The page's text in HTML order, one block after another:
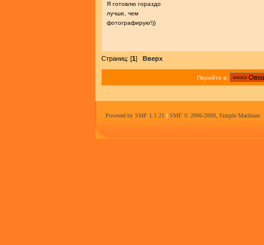
Я готовлю гораздо
лучше, чем
фотографирую!))
Страниц: [1] Вверх
Перейти в:
Powered by SMF 1.1.21 | SMF © 2006-2009, Simple Machines